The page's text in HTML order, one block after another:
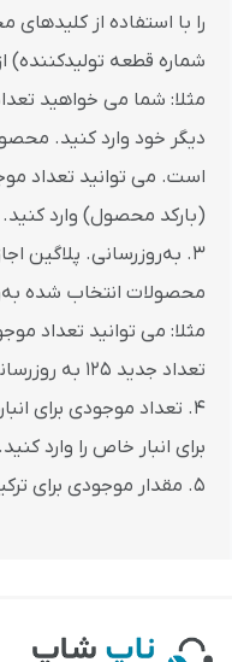
شماره قطعه تولیدکننده)
مثلا: شما می خواهید
(بارکد محصول) وارد کنید.
3. به‌روزرسانی. پلاگین
محصولات انتخاب شده
تعداد جدید 125 به روزرسانی کنید.
4. تعداد موجودی برای
برای انبار خاص را وارد کنید.
5. مقدار موجودی برای ترکیبت محصول.